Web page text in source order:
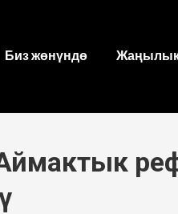
Биз жөнүндө